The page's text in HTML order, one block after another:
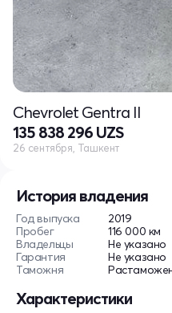
История владения
Год выпуска
2019
Пробег
116 000 км
Владельцы
Не указано
Гарантия
Не указано
Таможня
Характеристики
Chevrolet Gentra II
135 838 296 UZS
26 сентября, Ташкент